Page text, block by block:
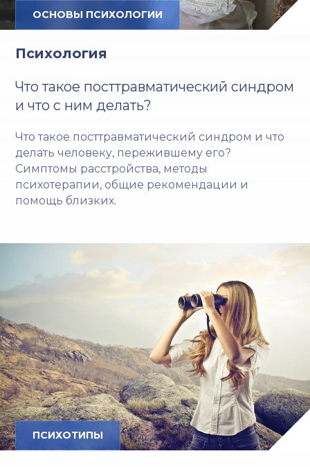
ОСНОВЫ ПСИХОЛОГИИ
Психология
Что такое посттравматический синдром
и что с ним делать?
Что такое посттравматический синдром и что
делать человеку, пережившему его?
Симптомы расстройства, методы
психотерапии, общие рекомендации и
помощь близких.
ПСИХОТИПЫ